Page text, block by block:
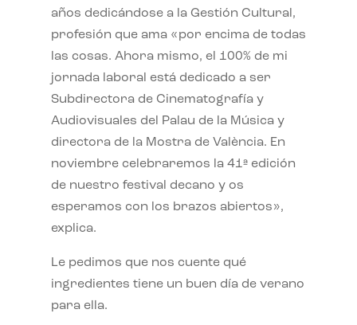
años dedicándose a la Gestión Cultural,
profesión que ama «por encima de todas
las cosas. Ahora mismo, el 100% de mi
jornada laboral está dedicado a ser
Subdirectora de Cinematografía y
Audiovisuales del Palau de la Música y
directora de la Mostra de València. En
noviembre celebraremos la 41ª edición
de nuestro festival decano y os
esperamos con los brazos abiertos»,
explica.
Le pedimos que nos cuente qué
ingredientes tiene un buen día de verano
para ella.